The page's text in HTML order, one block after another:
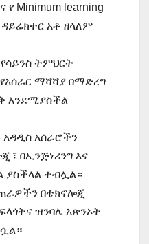
Minimum learning
ዳይሬክተር አቶ ዘላለም
ትምህርት
ማሻሻያ በማድረግ
እንደሚያስችል
አሰራሮችን
፣ በኢንጅነሪንግ እና
ያስችላል ተብሏል።
በቴክኖሎጂ
ዝንባሌ አጽንኦት